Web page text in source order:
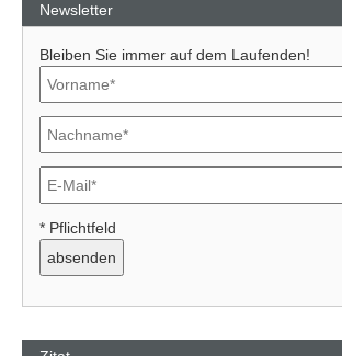
Newsletter
Bleiben Sie immer auf dem Laufenden!
* Pflichtfeld